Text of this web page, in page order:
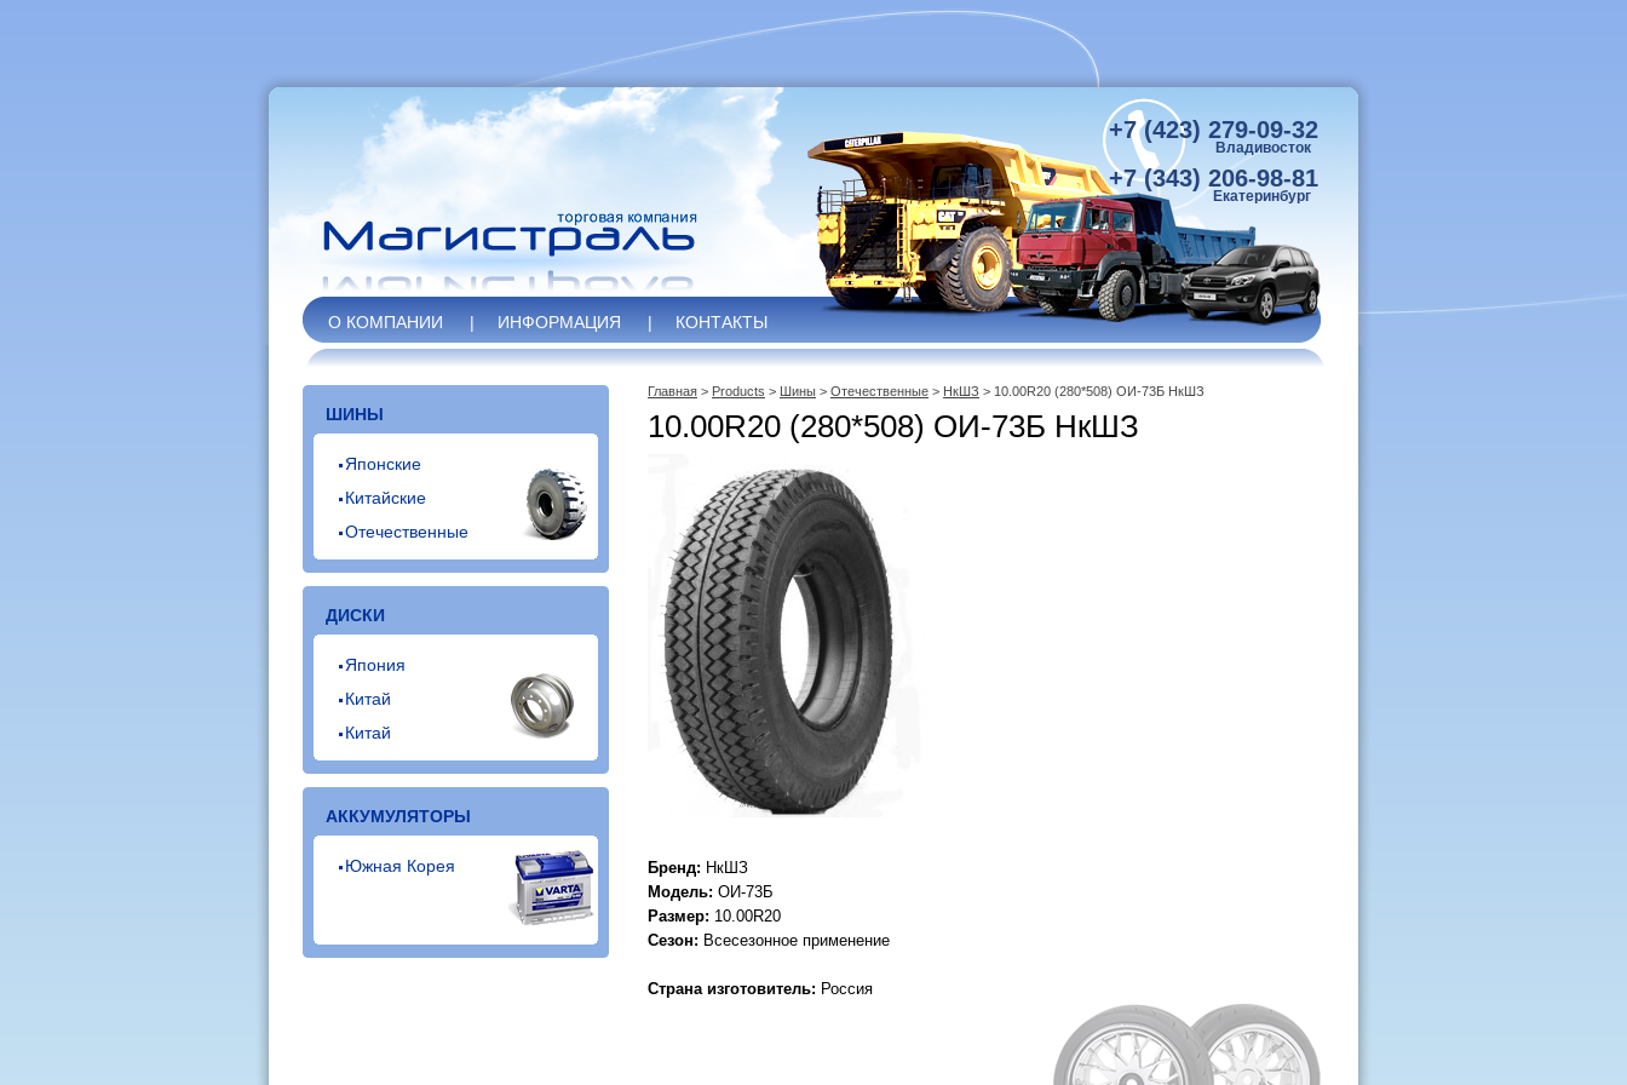
+7 (423) 279-09-32
Владивосток
+7 (343) 206-98-81
Екатеринбург
О КОМПАНИИ | ИНФОРМАЦИЯ | КОНТАКТЫ
ШИНЫ
Японские
Китайские
Отечественные
ДИСКИ
Япония
Китай
Китай
АККУМУЛЯТОРЫ
Южная Корея
Главная > Products > Шины > Отечественные > НкШЗ > 10.00R20 (280*508) ОИ-73Б НкШЗ
10.00R20 (280*508) ОИ-73Б НкШЗ
Бренд: НкШЗ
Модель: ОИ-73Б
Размер: 10.00R20
Сезон: Всесезонное применение
Страна изготовитель: Россия